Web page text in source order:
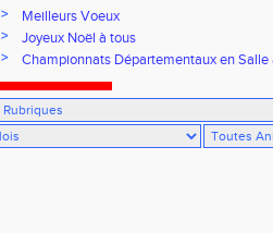
>
Meilleurs Voeux
>
Joyeux Noël à tous
> Championnats Départementaux en Salle